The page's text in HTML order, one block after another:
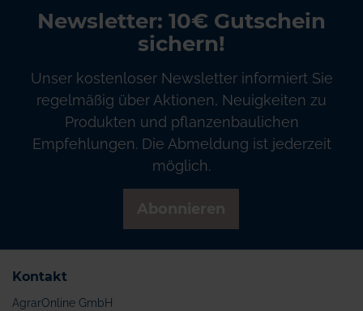
Newsletter: 10€ Gutschein
sichern!
Unser kostenloser Newsletter informiert Sie
regelmäßig über Aktionen, Neuigkeiten zu
Produkten und pflanzenbaulichen
Empfehlungen. Die Abmeldung ist jederzeit
möglich.
Kontakt
AgrarOnline GmbH